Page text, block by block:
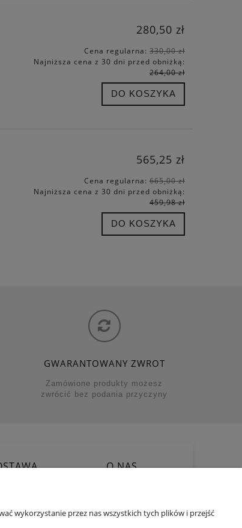
280,50 zł
Cena regularna: 330,00 zł
Najniższa cena z 30 dni przed obniżką:
264,00 zł
DO KOSZYKA
565,25 zł
Cena regularna: 665,00 zł
Najniższa cena z 30 dni przed obniżką:
459,98 zł
DO KOSZYKA
GWARANTOWANY ZWROT
Zamówione produkty możesz
zwrócić bez podania przyczyny
O NAS
Muka Studio
wykorzystanie przez nas wszystkich tych plików i przejść